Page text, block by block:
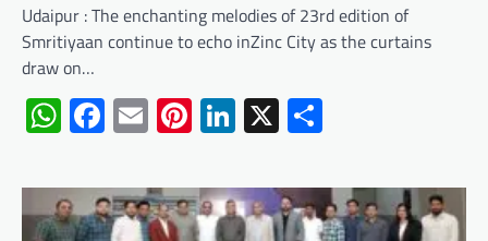
Udaipur : The enchanting melodies of 23rd edition of
Smritiyaan continue to echo inZinc City as the curtains
draw on…
WhatsApp
Facebook
EmailPinterest
LinkedIn
X